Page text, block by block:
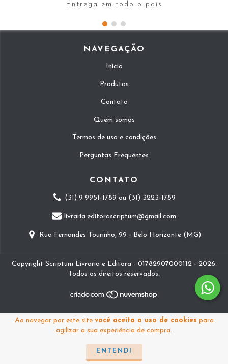
Ao navegar por este site você aceita o uso de cookies para
agilizar a sua experiência de compra.
ENTENDI
Entrega em todo o país
NAVEGAÇÃO
Início
Produtos
Contato
Quem somos
Termos de uso e condições
Perguntas Frequentes
CONTATO
(31) 9 9951-1789 ou (31) 3223-1789
livraria.editorascriptum@gmail.com
Rua Fernandes Tourinho, 99 - Belo Horizonte (MG)
Copyright Scriptum Livraria e Editora - 01782907000112 - 2026.
Todos os direitos reservados.